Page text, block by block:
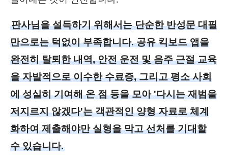
판사님을 설득하기 위해서는 단순한 반성문 대필
만으로는 턱없이 부족합니다. 공유 킥보드 앱을
완전히 탈퇴한 내역, 안전 운전 및 음주 근절 교육
을 자발적으로 이수한 수료증, 그리고 평소 사회
에 성실히 기여해 온 점 등을 모아 '다시는 재범을
저지르지 않겠다'는 객관적인 양형 자료로 체계
화하여 제출해야만 실형을 막고 선처를 기대할
수 있습니다.